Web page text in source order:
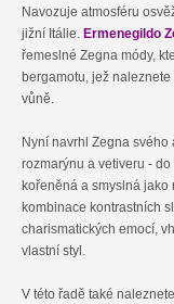
Navozuje atmosféru
jižní Itálie. Ermenegildo
řemeslné Zegna módy,
bergamotu, jež
vůně.
Nyní navrhl Zegna
rozmarýnu a vetiveru -
kořeněná a smyslná
kombinace kontrastních
charismatických emocí,
vlastní styl.
V této řadě také